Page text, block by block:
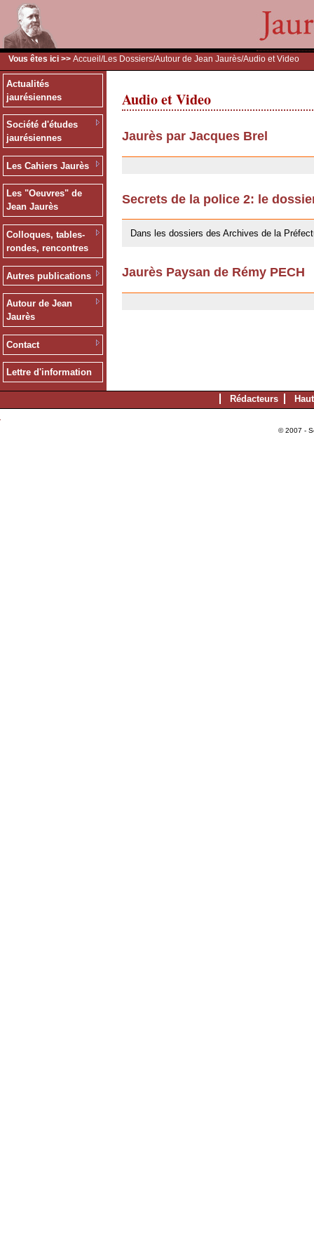
Vous êtes ici >> Accueil /Les Dossiers/Autour de Jean Jaurès/Audio et Video
Actualités
jaurésiennes
Société d'études
jaurésiennes
Les Cahiers Jaurès
Les "Oeuvres" de
Jean Jaurès
Colloques, tables-
rondes, rencontres
Autres publications
Autour de Jean
Jaurès
Contact
Lettre d'information
Audio et Video
Jaurès par Jacques Brel
Secrets de la police 2: le
Dans les dossiers des Archives de la
Jaurès Paysan de Rémy PECH
Rédacteurs
© 2007 -